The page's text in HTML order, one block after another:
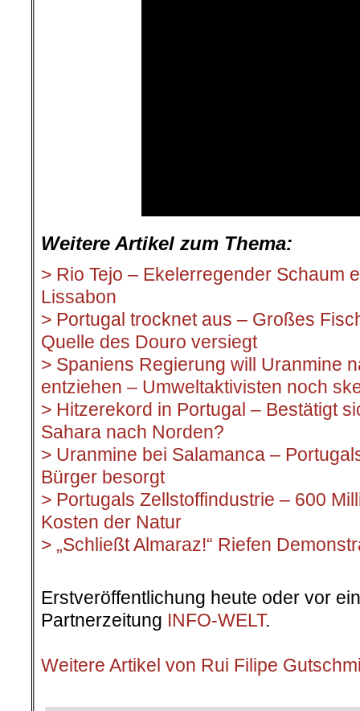
Weitere Artikel zum Thema:
> Rio Tejo – Ekelerregender Schaum
Lissabon
> Portugal trocknet aus – Großes
Quelle des Douro versiegt
> Spaniens Regierung will Uranmine
entziehen – Umweltaktivisten noch
> Hitzerekord in Portugal – Bestätigt
Sahara nach Norden?
> Uranmine bei Salamanca –
Bürger besorgt
> Portugals Zellstoffindustrie – 600
Kosten der Natur
> „Schließt Almaraz!“ Riefen
Erstveröffentlichung heute oder vor
Partnerzeitung INFO-WELT.
Weitere Artikel von Rui Filipe